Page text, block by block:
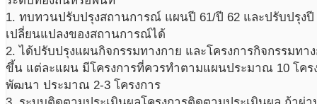
1. ทบทวนปรับปรุงสถานการณ์ แผนปี 61/ปี 62 และปรับปรุงปี
เปลี่ยนแปลงของสถานการณ์ได้
2. ได้ปรับปรุงแผนกิจกรรมทางกาย และโครงการกิจกรรมท
ขึ้น แต่ละแผน มีโครงการที่ควรทำตามแผนประมาณ 10 โคร
พัฒนา ประมาณ 2-3 โครงการ